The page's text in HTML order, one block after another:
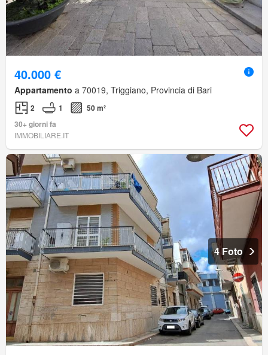
40.000 €
Appartamento a 70019, Triggiano, Provincia di Bari
2 1
50 m²
30+ giorni fa
IMMOBILIARE.IT
4 Foto